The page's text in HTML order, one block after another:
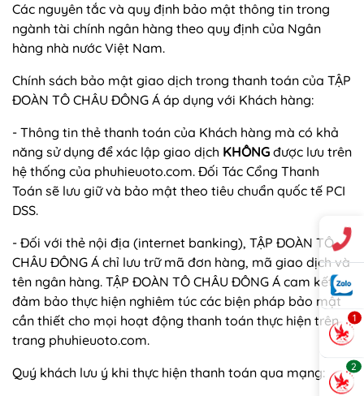
Các nguyên tắc và quy định bảo mật thông tin trong
ngành tài chính ngân hàng theo quy định của Ngân
hàng nhà nước Việt Nam.
Chính sách bảo mật giao dịch trong thanh toán của TẬP
ĐOÀN TÔ CHÂU ĐÔNG Á áp dụng với Khách hàng:
- Thông tin thẻ thanh toán của Khách hàng mà có khả
năng sử dụng để xác lập giao dịch KHÔNG được lưu trên
hệ thống của phuhieuoto.com. Đối Tác Cổng Thanh
Toán sẽ lưu giữ và bảo mật theo tiêu chuẩn quốc tế PCI
DSS.
- Đối với thẻ nội địa (internet banking), TẬP ĐOÀN TÔ
CHÂU ĐÔNG Á chỉ lưu trữ mã đơn hàng, mã giao dịch và
tên ngân hàng. TẬP ĐOÀN TÔ CHÂU ĐÔNG Á cam kết
đảm bảo thực hiện nghiêm túc các biện pháp bảo mật
cần thiết cho mọi hoạt động thanh toán thực hiện trên
trang phuhieuoto.com.
Quý khách lưu ý khi thực hiện thanh toán qua mạng:
1
2